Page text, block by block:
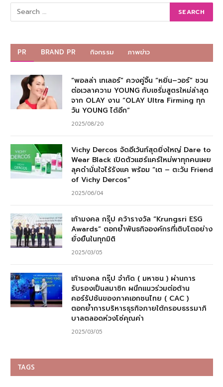
PR BRAND PR กิจกรรม ภาพข่าว
“พอลล่า เทเลอร์” ควงคู่จิ้น “หยิ่น–วอร์” ชวน
ต่อเวลาความ YOUNG กับเซรั่มสูตรใหม่ล่าสุด
จาก OLAY งาน “OLAY Ultra Firming ทุก
วัน YOUNG ได้อีก”
2025/08/20
Vichy Dercos จัดอีเว้นท์สุดยิ่งใหญ่ Dare to
Wear Black เปิดตัวแฮร์แคร์ใหม่พาทุกคนเผย
ลุคดำมั่นใจไร้รังแค พร้อม “เต – ตะวัน Friend
of Vichy Dercos”
2025/06/04
เก้ามงคล กรุ๊ป คว้ารางวัล “Krungsri ESG
Awards” ตอกย้ำพันธกิจองค์กรที่เติบโตอย่าง
ยั่งยืนในทุกมิติ
2025/03/05
เก้ามงคล กรุ๊ป จำกัด ( มหาชน ) ผ่านการ
รับรองเป็นสมาชิก ผนึกแนวร่วมต่อต้าน
คอร์รัปชันของภาคเอกชนไทย ( CAC )
ตอกย้ำการบริหารธุรกิจภายใต้กรอบธรรมาภิ
บาลตลอดห่วงโซ่คุณค่า
2025/03/05
TAGS